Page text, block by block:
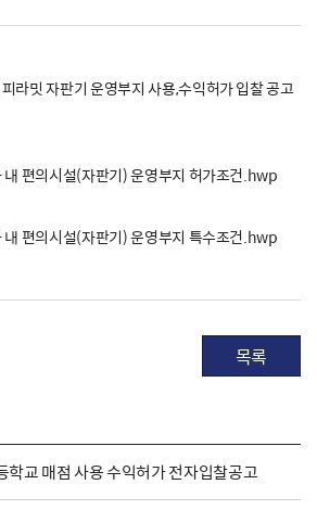
라밋 자판기 운영부지 사용,수익허가 입찰 공고
편의시설(자판기) 운영부지 허가조건.hwp
편의시설(자판기) 운영부지 특수조건.hwp
목록
학교 매점 사용 수익허가 전자입찰공고